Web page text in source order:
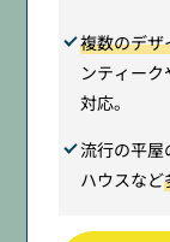
複数のデザ
ンティー
対応。
流行の平屋
ハウスなど